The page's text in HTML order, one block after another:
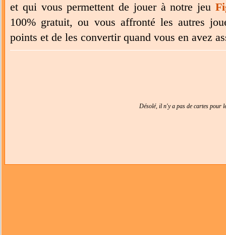
et qui vous permettent de jouer à notre jeu
100% gratuit, ou vous affronté les autres
points et de les convertir quand vous en avez
Désolé, il n'y a pas de cartes pour